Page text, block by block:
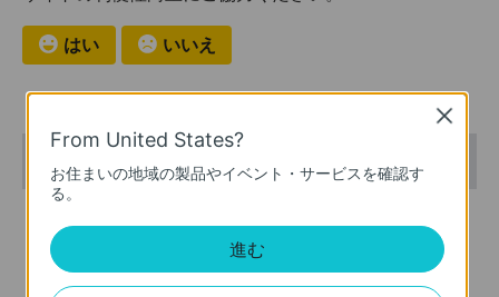
はい いいえ
おすすめ製品
From United States?
お住まいの地域の製品やイベント・サービスを確認す
る。
進む
Close